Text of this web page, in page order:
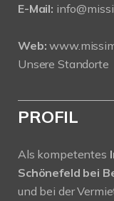
E-Mail:
Web:
Unsere Standorte
PROFIL
Als kompetentes
Schönefeld bei
und bei der